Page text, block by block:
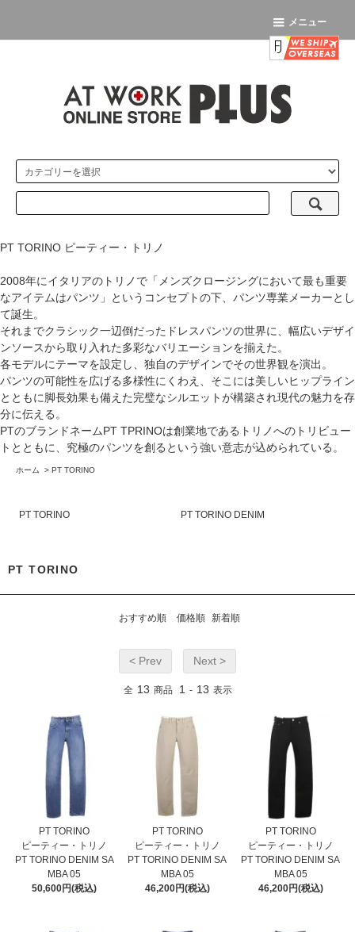
メニュー
PT TORINO ピーティー・トリノ
2008年にイタリアのトリノで「メンズクロージングにおいて最も重要
なアイテムはパンツ」というコンセプトの下、パンツ専業メーカーとし
て誕生。
それまでクラシック一辺倒だったドレスパンツの世界に、幅広いデザイ
ンソースから取り入れた多彩なバリエーションを揃えた。
各モデルにテーマを設定し、独自のデザインでその世界観を演出。
パンツの可能性を広げる多様性にくわえ、そこには美しいヒップライン
とともに脚長効果も備えた完璧なシルエットが構築され現代の魅力を存
分に伝える。
PTのブランドネームPT TPRINOは創業地であるトリノへのトリビュー
トとともに、究極のパンツを創るという強い意志が込められている。
ホーム > PT TORINO
PT TORINO PT TORINO DENIM
PT TORINO
おすすめ順 価格順 新着順
< Prev Next >
全 13 商品 1 - 13 表示
PT TORINO
ピーティー・トリノ
PT TORINO DENIM SA
MBA 05
50,600円(税込)
PT TORINO
ピーティー・トリノ
PT TORINO DENIM SA
MBA 05
46,200円(税込)
PT TORINO
ピーティー・トリノ
PT TORINO DENIM SA
MBA 05
46,200円(税込)